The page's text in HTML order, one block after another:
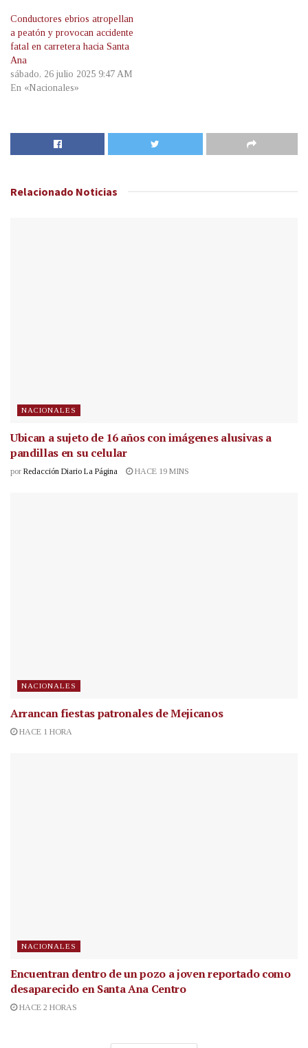
Conductores ebrios atropellan
a peatón y provocan accidente
fatal en carretera hacia Santa
Ana
sábado, 26 julio 2025 9:47 AM
En «Nacionales»
Relacionado Noticias
NACIONALES
Ubican a sujeto de 16 años con imágenes alusivas a
pandillas en su celular
por Redacción Diario La Página HACE 19 MINS
NACIONALES
Arrancan fiestas patronales de Mejicanos
HACE 1 HORA
NACIONALES
Encuentran dentro de un pozo a joven reportado como
desaparecido en Santa Ana Centro
HACE 2 HORAS